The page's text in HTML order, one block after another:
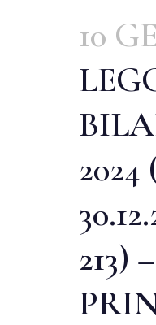
10
2024
213) –